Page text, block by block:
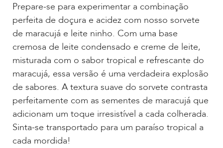
Prepare-se para experimentar a combinação
perfeita de doçura e acidez com nosso sorvete
de maracujá e leite ninho. Com uma base
cremosa de leite condensado e creme de leite,
misturada com o sabor tropical e refrescante do
maracujá, essa versão é uma verdadeira explosão
de sabores. A textura suave do sorvete contrasta
perfeitamente com as sementes de maracujá que
adicionam um toque irresistível a cada colherada.
Sinta-se transportado para um paraíso tropical a
cada mordida!